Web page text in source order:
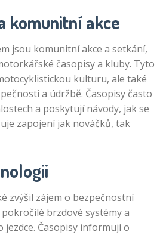
komunitní akce
jsou komunitní akce a setkání,
časopisy a kluby. Tyto
kulturu, ale také
a údržbě. Časopisy často
a poskytují návody, jak se
zapojení jak nováčků, tak
zvýšil zájem o bezpečnostní
brzdové systémy a
jezdce. Časopisy informují o